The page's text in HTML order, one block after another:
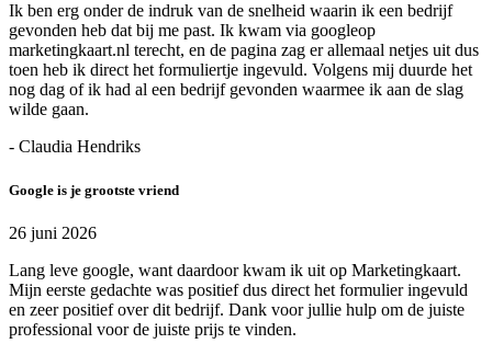
Ik ben erg onder de indruk van de snelheid waarin ik een bedrijf
gevonden heb dat bij me past. Ik kwam via googleop
marketingkaart.nl terecht, en de pagina zag er allemaal netjes uit dus
toen heb ik direct het formuliertje ingevuld. Volgens mij duurde het
nog dag of ik had al een bedrijf gevonden waarmee ik aan de slag
wilde gaan.
- Claudia Hendriks
Google is je grootste vriend
26 juni 2026
Lang leve google, want daardoor kwam ik uit op Marketingkaart.
Mijn eerste gedachte was positief dus direct het formulier ingevuld
en zeer positief over dit bedrijf. Dank voor jullie hulp om de juiste
professional voor de juiste prijs te vinden.